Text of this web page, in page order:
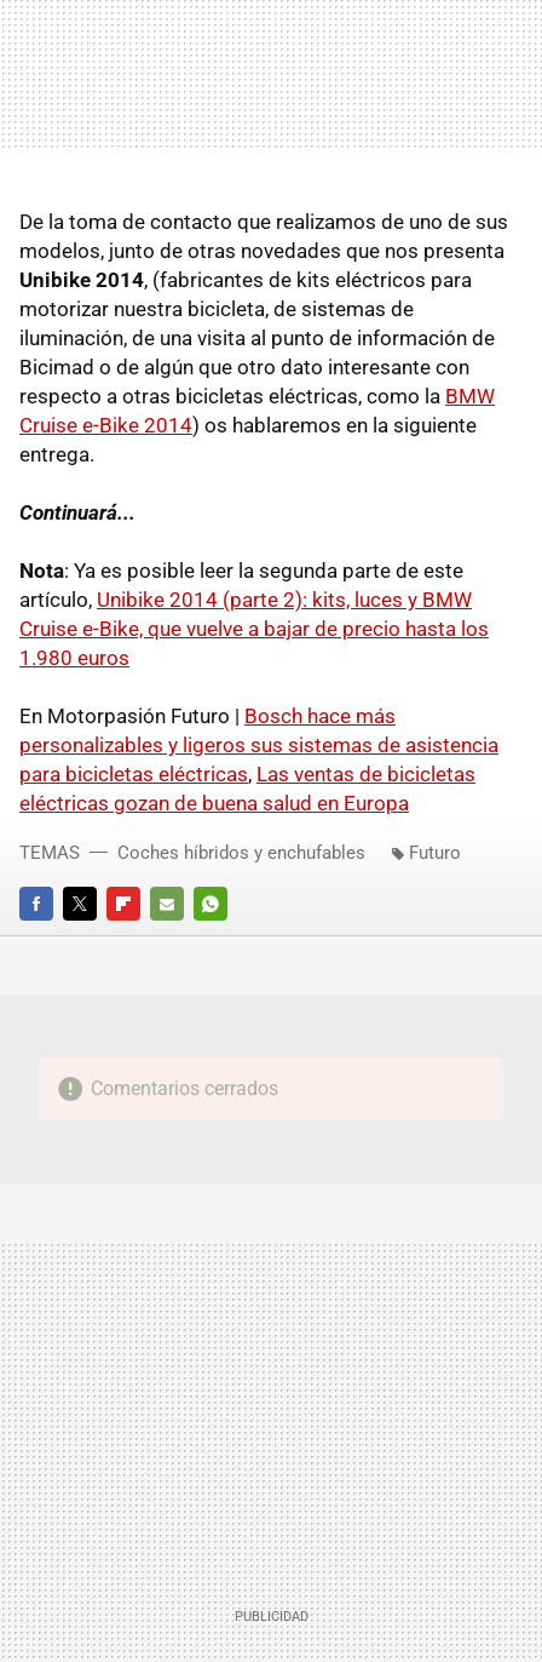
De la toma de contacto que realizamos de uno de sus
modelos, junto de otras novedades que nos presenta
Unibike 2014, (fabricantes de kits eléctricos para
motorizar nuestra bicicleta, de sistemas de
iluminación, de una visita al punto de información de
Bicimad o de algún que otro dato interesante con
respecto a otras bicicletas eléctricas, como la BMW
Cruise e-Bike 2014) os hablaremos en la siguiente
entrega.
Continuará...
Nota: Ya es posible leer la segunda parte de este
artículo, Unibike 2014 (parte 2): kits, luces y BMW
Cruise e-Bike, que vuelve a bajar de precio hasta los
1.980 euros
En Motorpasión Futuro | Bosch hace más
personalizables y ligeros sus sistemas de asistencia
para bicicletas eléctricas, Las ventas de bicicletas
eléctricas gozan de buena salud en Europa
FACEBOOKTWITTERFLIPBOARD
E-
WHATSAPP
TEMAS Coches híbridos y enchufables Futuro
Comentarios cerrados